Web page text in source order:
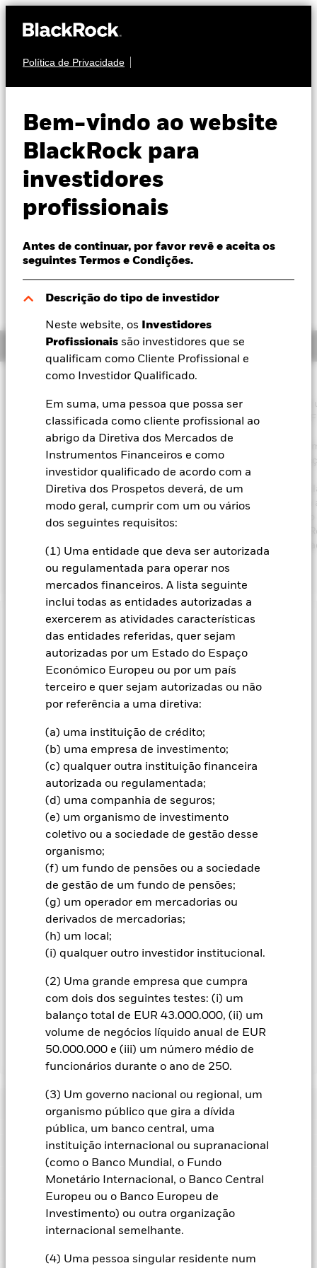
Política de Privacidade
Bem-vindo ao website
BlackRock para
investidores
profissionais
Antes de continuar, por favor revê e aceita os
seguintes Termos e Condições.
Descrição do tipo de investidor
Neste website, os
Investidores
Profissionais são investidores que se
qualificam como Cliente Profissional e
como Investidor Qualificado.
Em suma, uma pessoa que possa ser
classificada como cliente profissional ao
abrigo da Diretiva dos Mercados de
Instrumentos Financeiros e como
investidor qualificado de acordo com a
Diretiva dos Prospetos deverá, de um
modo geral, cumprir com um ou vários
dos seguintes requisitos:
(1) Uma entidade que deva ser autorizada
ou regulamentada para operar nos
mercados financeiros. A lista seguinte
inclui todas as entidades autorizadas a
exercerem as atividades características
das entidades referidas, quer sejam
autorizadas por um Estado do Espaço
Económico Europeu ou por um país
terceiro e quer sejam autorizadas ou não
por referência a uma diretiva:
(a) uma instituição de crédito;
(b) uma empresa de investimento;
(c) qualquer outra instituição financeira
autorizada ou regulamentada;
(d) uma companhia de seguros;
(e) um organismo de investimento
coletivo ou a sociedade de gestão desse
organismo;
(f) um fundo de pensões ou a sociedade
de gestão de um fundo de pensões;
(g) um operador em mercadorias ou
derivados de mercadorias;
(h) um local;
(i) qualquer outro investidor institucional.
(2) Uma grande empresa que cumpra
com dois dos seguintes testes: (i) um
balanço total de EUR 43.000.000, (ii) um
volume de negócios líquido anual de EUR
50.000.000 e (iii) um número médio de
funcionários durante o ano de 250.
(3) Um governo nacional ou regional, um
organismo público que gira a dívida
pública, um banco central, uma
instituição internacional ou supranacional
(como o Banco Mundial, o Fundo
Monetário Internacional, o Banco Central
Europeu ou o Banco Europeu de
Investimento) ou outra organização
internacional semelhante.
(4) Uma pessoa singular residente num
Perspectivas
Visão de mercado
Recursos
Profissionais
Portugal
Change location
BlackRock
iShares
Aladdin
A nossa empresa
EUR 17,70
52 semanas 16,60 - 19,28
Variação do NAV a dia 06 ago. 2026
EUR -0,20 (-1,12%)
Rating Morningstar
Resumo
Filosofia de investimento
O Fundo visa maximizar um retorno do investimento, através de
combinação de aumento do capital e rendimento dos ativos do
de uma forma consistente com os princípios do investimento
ambiental, social e de governança (ASG). O Fundo investe, pelo
70% do total dos seus activos em valores mobiliários (por ex.,
de sociedades que têm o seu domicílio, ou que exercem a parte
predominante da sua actividade económica, na República
China. O total dos ativos do Fundo será investido de acordo com
Política ASG, como divulgado no prospeto. Para mais informação
as características ASG, consulte o prospeto e o website da
https://www.blackrock.com/corporate/literature/publication/
baseline-screens-in-europe-middleeast-and-africa.pdf.
e seus rendimentos podem sofrer reduções ou aumentos e
não são garantidos. Investidores podem não reaver o
montante originalmente investido.
Todas as categorias de acções com cobertura cambial utilizam
derivados para a cobertura do risco cambial. A utilização de
de contágio (também designado por “spill-over”) a outras
categorias de acções do fundo. A sociedade gestora do fundo
envidará os esforços necessários para garantir a aplicação de
procedimentos adequados quem minimizem o risco de
contágio a outra categoria de acções. Através da caixa de lista
pendente imediatamente abaixo do nome do fundo, pode ver
categorias de acções com cobertura cambial estão
assinaladas com a expressão “Hedged” no nome da categoria
de acções. Além disso, está disponível, mediante pedido
dirigido à sociedade gestora do fundo, uma lista completa de
todas as categorias de acções com cobertura cambial.
Na medida em que o Fundo efetua empréstimos de valores
mobiliários para reduzir os custos, o Fundo receberá 62,5%
das receitas associadas geradas e os restantes 37,5% serão
de valores mobiliários. Uma vez que a partilha de receitas de
empréstimos de valores mobiliários não aumenta os custos
de gestão do Fundo, esta foi excluída dos custos correntes.
Rentabilidade
Crescimento hipotético de 10.000
Ver gráfico completo
Rentabilidade
Normalmente, o volume transacionado de ações de pequenas
empresas é inferior, estando estas ações sujeitas a maiores
oscilações de preço do que as ações de grandes empresas.
condições económicas e políticas do que os mercados
desenvolvidos. Entre os fatores a considerar há um maior
"Risco de Liquidez", restrições ao investimento ou à
transferência de ativos, não entrega ou entrega tardia de
relacionados com a sustentabilidade.O risco de investimento
Características Chave
Valor líquido de inventário do
a 06 ago. 2026
Divisa base
Caracteristicas da carteira
a 30 jun. 2026
Beta a 3 anos
Indicador de risco